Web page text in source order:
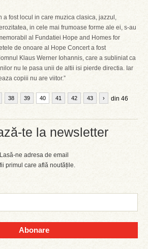
te la newsletter
Lasă-ne adresa de email
primul care află noutățile.
Abonare
a fost locul in care muzica clasica, jazzul,
in cele mai frumoase forme ale ei, s-au
al Fundatiei Hope and Homes for
de onoare al Hope Concert a fost
Klaus Werner Iohannis, care a subliniat ca
nu le pasa unii de altii isi pierde directia. Iar
copiii nu are viitor.”
38 39 40 41 42 43 din 46
›